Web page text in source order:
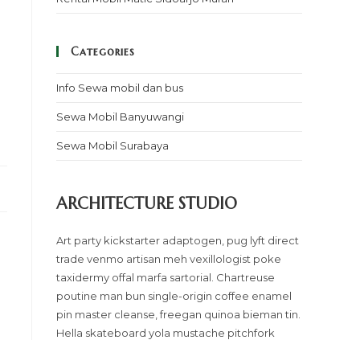
Categories
Info Sewa mobil dan bus
Sewa Mobil Banyuwangi
Sewa Mobil Surabaya
ARCHITECTURE STUDIO
Art party kickstarter adaptogen, pug lyft direct
trade venmo artisan meh vexillologist poke
taxidermy offal marfa sartorial. Chartreuse
poutine man bun single-origin coffee enamel
pin master cleanse, freegan quinoa bieman tin.
Hella skateboard yola mustache pitchfork